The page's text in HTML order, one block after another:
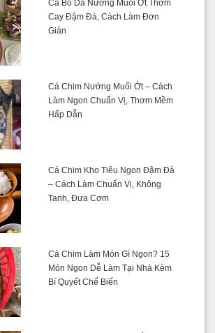
Cá Bò Da Nướng Muối Ớt Thơm
Cay Đậm Đà, Cách Làm Đơn
Giản
Cá Chim Nướng Muối Ớt – Cách
Làm Ngon Chuẩn Vị, Thơm Mềm
Hấp Dẫn
Cá Chim Kho Tiêu Ngon Đậm Đà
– Cách Làm Chuẩn Vị, Không
Tanh, Đưa Cơm
Cá Chim Làm Món Gì Ngon? 15
Món Ngon Dễ Làm Tại Nhà Kèm
Bí Quyết Chế Biến